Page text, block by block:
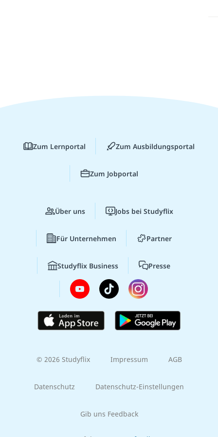
Zum Lernportal Zum Ausbildungsportal
Zum Jobportal
Über uns Jobs bei Studyflix
Für Unternehmen Partner
Studyflix Business Presse
© 2026 Studyflix Impressum AGB
Datenschutz Datenschutz-Einstellungen
Gib uns Feedback